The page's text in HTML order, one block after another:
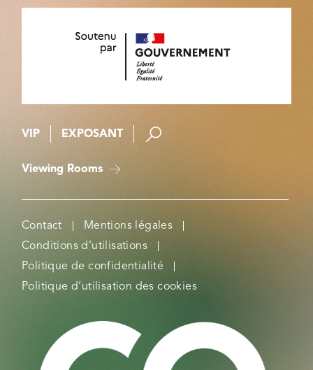
VIP EXPOSANT
Viewing Rooms
Contact
Mentions légales
Conditions d’utilisations
Politique de confidentialité
Politique d’utilisation des cookies